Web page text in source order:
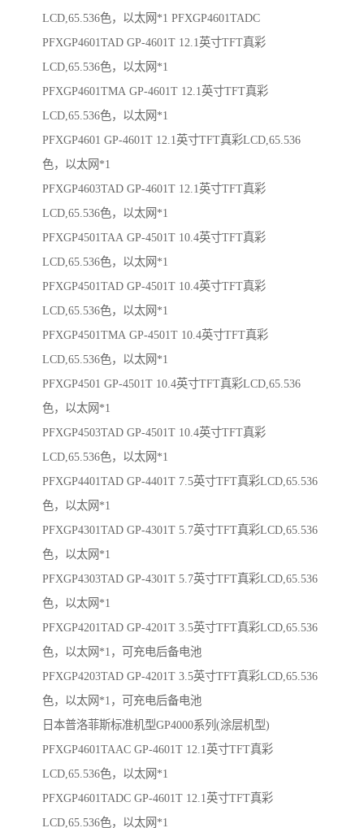
LCD,65.536色，以太网*1 PFXGP4601TADC
PFXGP4601TAD GP-4601T 12.1英寸TFT真彩
LCD,65.536色，以太网*1
PFXGP4601TMA GP-4601T 12.1英寸TFT真彩
LCD,65.536色，以太网*1
PFXGP4601 GP-4601T 12.1英寸TFT真彩LCD,65.536
色，以太网*1
PFXGP4603TAD GP-4601T 12.1英寸TFT真彩
LCD,65.536色，以太网*1
PFXGP4501TAA GP-4501T 10.4英寸TFT真彩
LCD,65.536色，以太网*1
PFXGP4501TAD GP-4501T 10.4英寸TFT真彩
LCD,65.536色，以太网*1
PFXGP4501TMA GP-4501T 10.4英寸TFT真彩
LCD,65.536色，以太网*1
PFXGP4501 GP-4501T 10.4英寸TFT真彩LCD,65.536
色，以太网*1
PFXGP4503TAD GP-4501T 10.4英寸TFT真彩
LCD,65.536色，以太网*1
PFXGP4401TAD GP-4401T 7.5英寸TFT真彩LCD,65.536
色，以太网*1
PFXGP4301TAD GP-4301T 5.7英寸TFT真彩LCD,65.536
色，以太网*1
PFXGP4303TAD GP-4301T 5.7英寸TFT真彩LCD,65.536
色，以太网*1
PFXGP4201TAD GP-4201T 3.5英寸TFT真彩LCD,65.536
色，以太网*1，可充电后备电池
PFXGP4203TAD GP-4201T 3.5英寸TFT真彩LCD,65.536
色，以太网*1，可充电后备电池
日本普洛菲斯标准机型GP4000系列(涂层机型)
PFXGP4601TAAC GP-4601T 12.1英寸TFT真彩
LCD,65.536色，以太网*1
PFXGP4601TADC GP-4601T 12.1英寸TFT真彩
LCD,65.536色，以太网*1